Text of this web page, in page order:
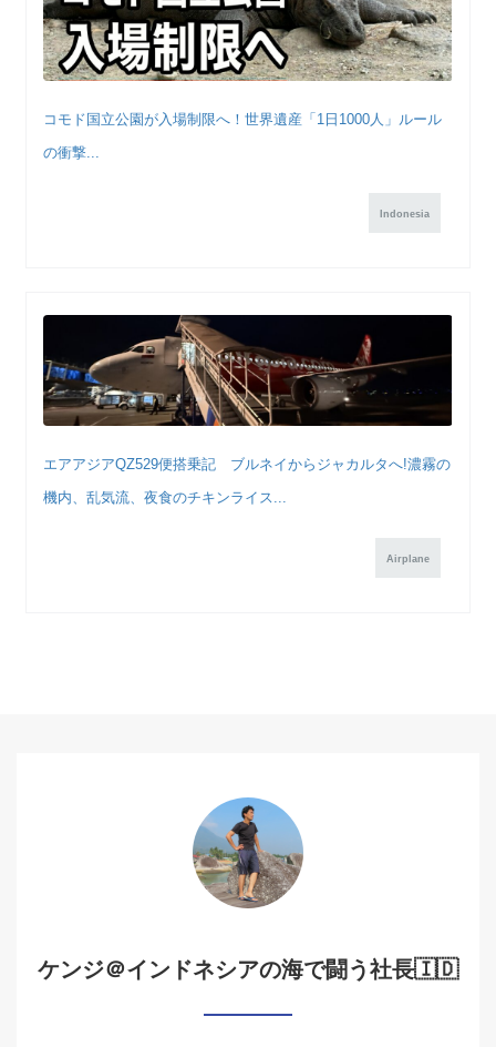
コモド国立公園が入場制限へ！世界遺産「1日1000人」ルール
の衝撃...
Indonesia
エアアジアQZ529便搭乗記 ブルネイからジャカルタへ!濃霧の
機内、乱気流、夜食のチキンライス...
Airplane
ケンジ＠インドネシアの海で闘う社長🇮🇩